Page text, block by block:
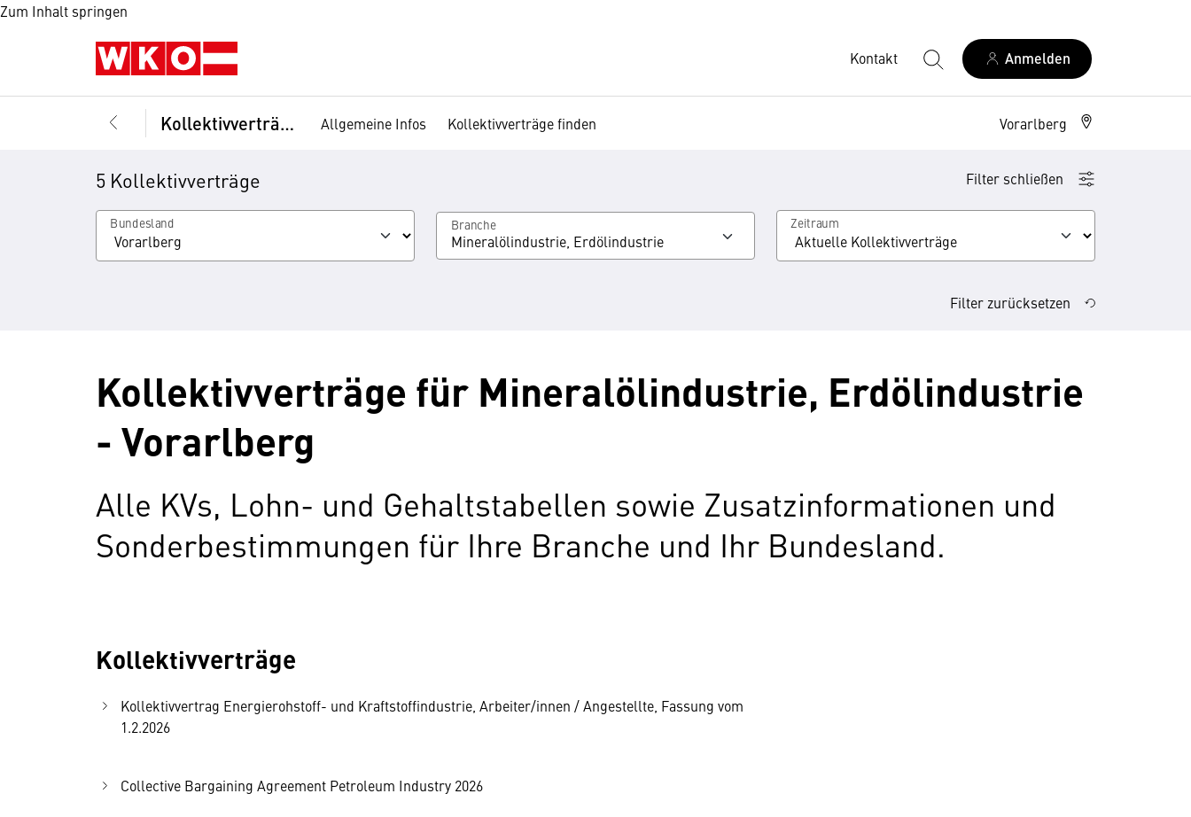
Zum Inhalt springen
Kontakt Anmelden
Kollektivverträge Allgemeine Infos Kollektivverträge finden Vorarlberg
5 Kollektivverträge Filter schließen
Bundesland Branche
Mineralölindustrie, Erdölindustrie
Zeitraum
Filter zurücksetzen
Kollektivverträge für Mineralölindustrie, Erdölindustrie
- Vorarlberg
Alle KVs, Lohn- und Gehaltstabellen sowie Zusatzinformationen und
Sonderbestimmungen für Ihre Branche und Ihr Bundesland.
Kollektivverträge
Kollektivvertrag Energierohstoff- und Kraftstoffindustrie, Arbeiter/innen / Angestellte, Fassung vom
1.2.2026
Collective Bargaining Agreement Petroleum Industry 2026